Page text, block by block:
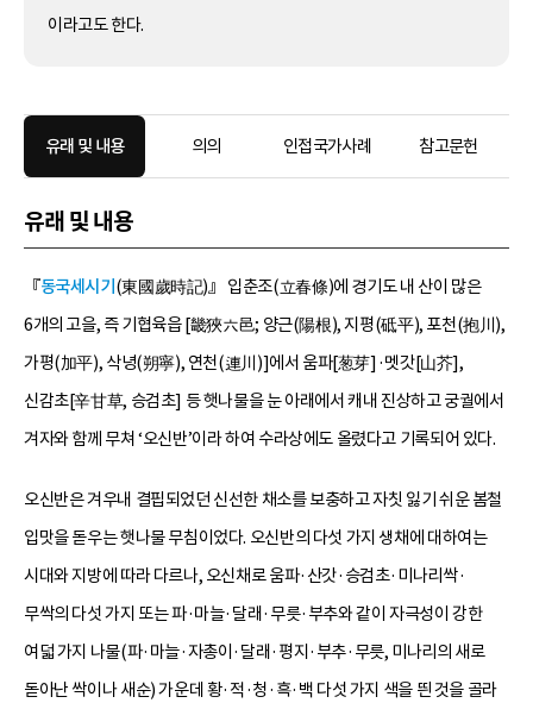
이라고도 한다.
유래 및 내용 의의 인접국가사례 참고문헌
유래 및 내용
『동국세시기 (東國歲時記)』 입춘조(立春條)에 경기도 내 산이 많은
6개의 고을, 즉 기협육읍 [畿狹六邑; 양근(陽根), 지평(砥平), 포천(抱川),
가평(加平), 삭녕(朔寧), 연천(連川)]에서 움파[葱芽]·멧갓[山芥],
신감초[辛甘草, 승검초] 등 햇나물을 눈 아래에서 캐내 진상하고 궁궐에서
겨자와 함께 무쳐 ‘오신반’이라 하여 수라상에도 올렸다고 기록되어 있다.
오신반은 겨우내 결핍되었던 신선한 채소를 보충하고 자칫 잃기 쉬운 봄철
입맛을 돋우는 햇나물 무침이었다. 오신반의 다섯 가지 생채에 대하여는
시대와 지방에 따라 다르나, 오신채로 움파·산갓·승검초·미나리싹·
무싹의 다섯 가지 또는 파·마늘·달래·무릇·부추와 같이 자극성이 강한
여덟 가지 나물(파·마늘·자총이·달래·평지·부추·무릇, 미나리의 새로
돋아난 싹이나 새순) 가운데 황·적·청·흑·백 다섯 가지 색을 띈 것을 골라